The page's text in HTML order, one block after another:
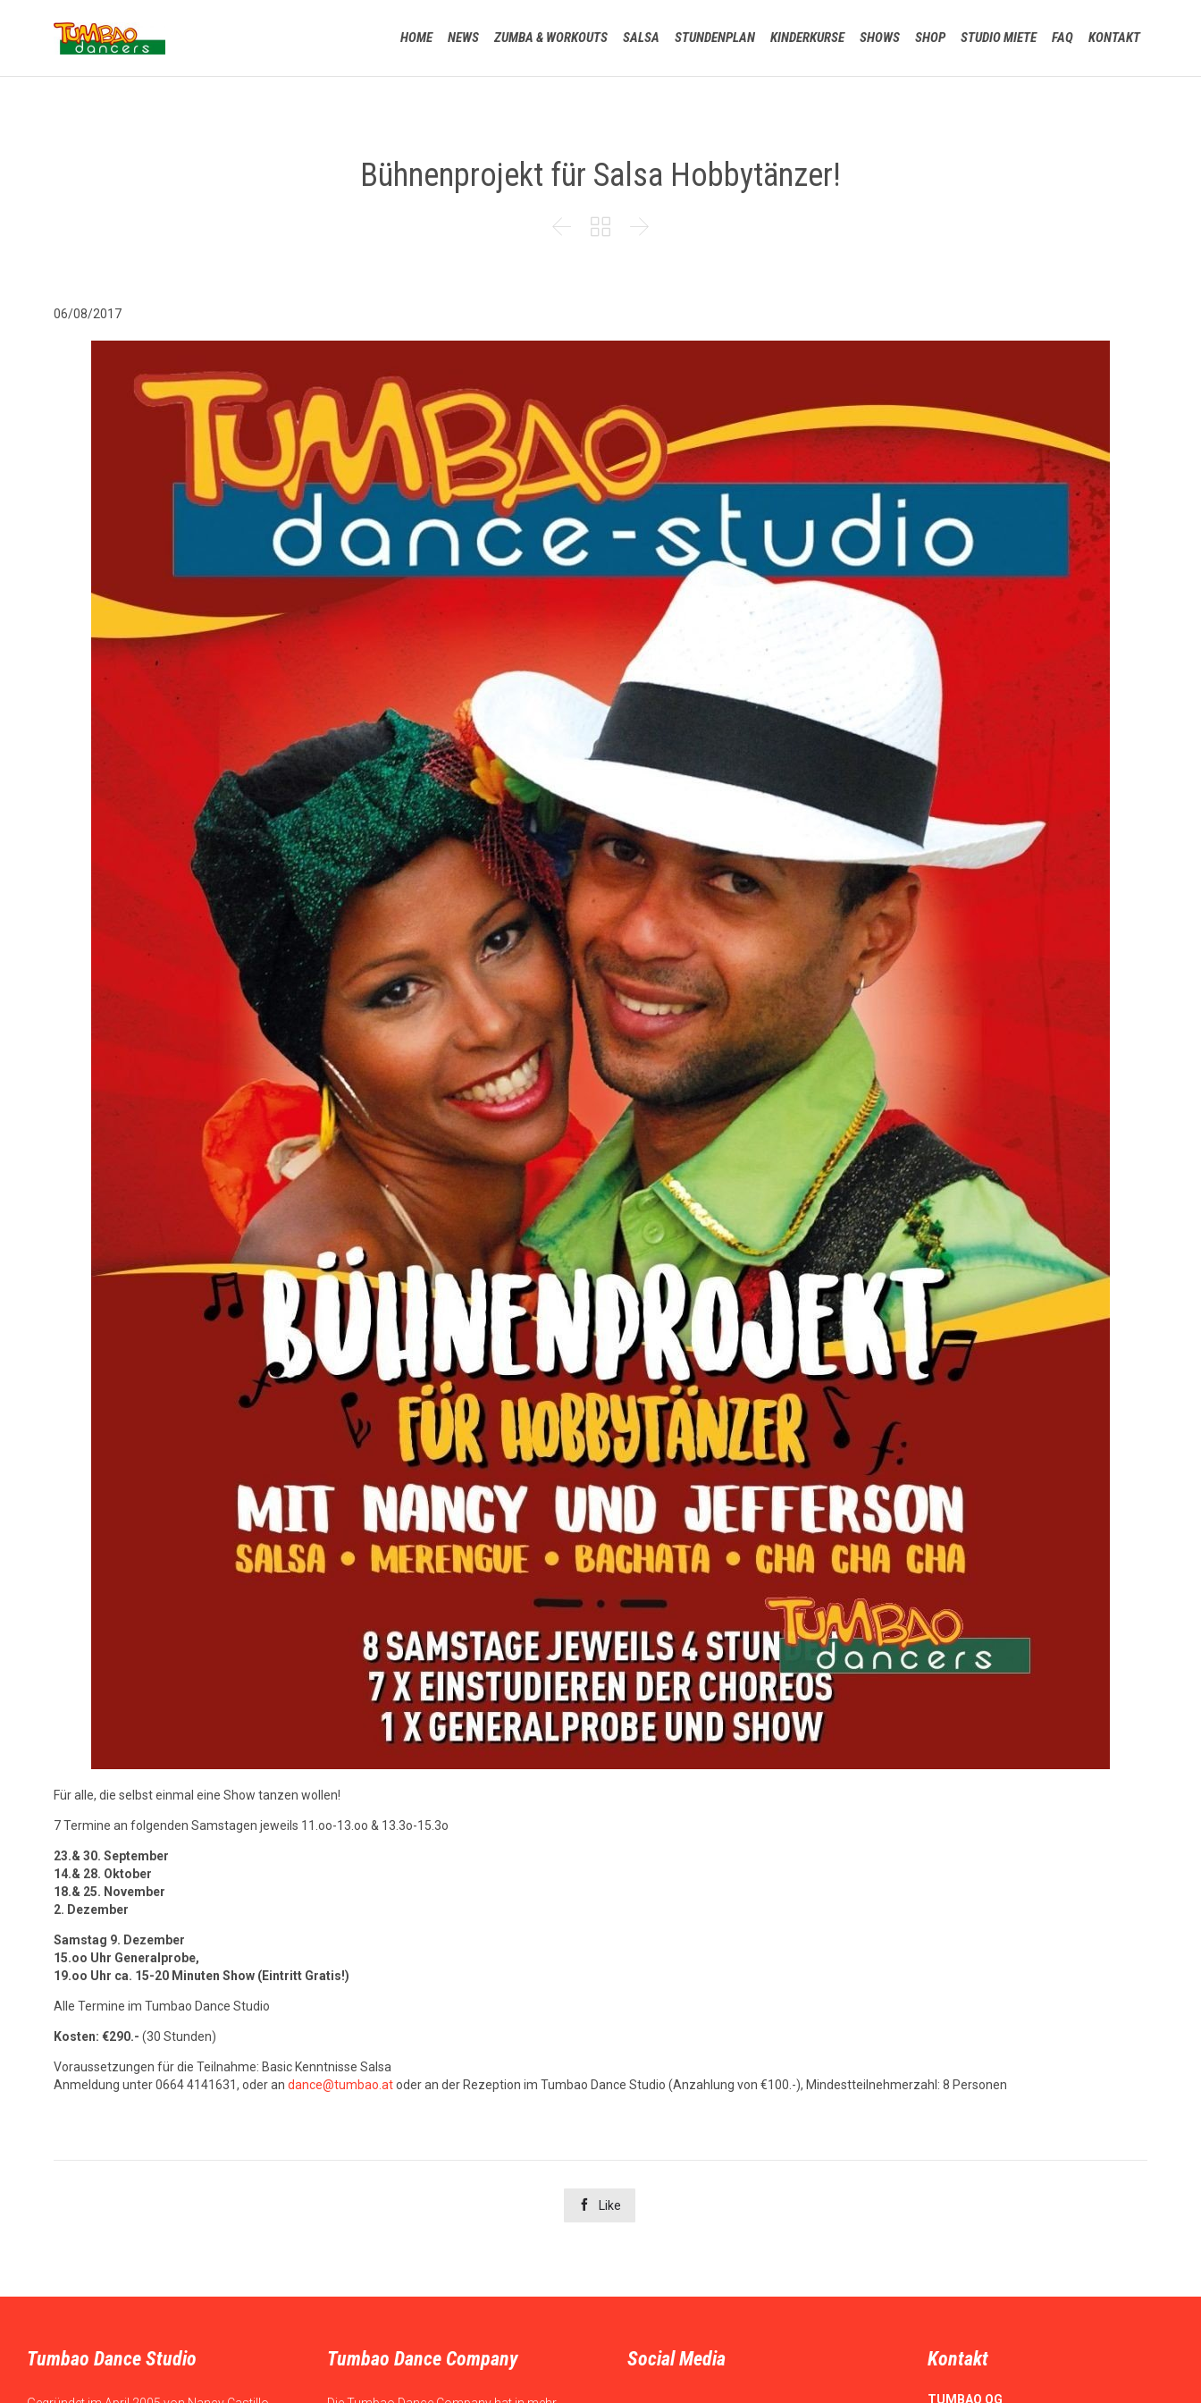
HOME NEWS ZUMBA & WORKOUTS SALSA STUNDENPLAN KINDERKURSE SHOWS SHOP STUDIO MIETE FAQ KONTAKT
Bühnenprojekt für Salsa Hobbytänzer!
  
06/08/2017
Für alle, die selbst einmal eine Show tanzen wollen!
7 Termine an folgenden Samstagen jeweils 11.oo-13.oo & 13.3o-15.3o
23.& 30. September
14.& 28. Oktober
18.& 25. November
2. Dezember
Samstag 9. Dezember
15.oo Uhr Generalprobe,
19.oo Uhr ca. 15-20 Minuten Show (Eintritt Gratis!)
Alle Termine im Tumbao Dance Studio
Kosten: €290.- (30 Stunden)
Voraussetzungen für die Teilnahme: Basic Kenntnisse Salsa
Anmeldung unter 0664 4141631, oder an dance@tumbao.atoder an der Rezeption im Tumbao Dance Studio (Anzahlung von €100.-), Mindestteilnehmerzahl: 8 Personen
 Like
Tumbao Dance Studio Tumbao Dance Company Social Media Kontakt
TUMBAO OG